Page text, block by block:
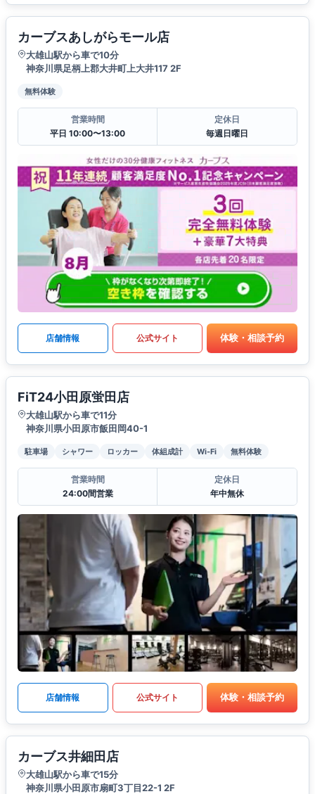
カーブスあしがらモール店
大雄山駅から車で10分
神奈川県足柄上郡大井町上大井117 2F
無料体験
営業時間
平日 10:00〜13:00
定休日
毎週日曜日
店舗情報 公式サイト 体験・相談予約
FiT24小田原蛍田店
大雄山駅から車で11分
神奈川県小田原市飯田岡40-1
駐車場 シャワー ロッカー 体組成計 Wi-Fi 無料体験
営業時間
24:00間営業
定休日
年中無休
店舗情報 公式サイト 体験・相談予約
カーブス井細田店
大雄山駅から車で15分
神奈川県小田原市扇町3丁目22-1 2F